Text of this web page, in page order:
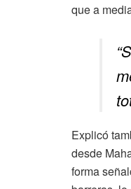
que a
Explicó
desde
forma